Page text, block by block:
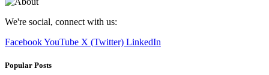
We're social, connect with us:
FacebookYouTube X (Twitter) LinkedIn
Popular Posts